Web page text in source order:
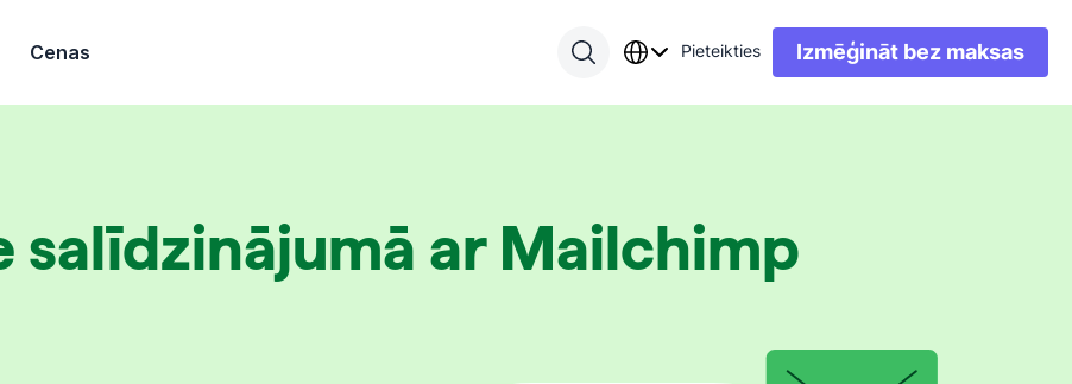
Cenas Pieteikties Izmēģināt bez maksas
salīdzinājumā ar Mailchimp